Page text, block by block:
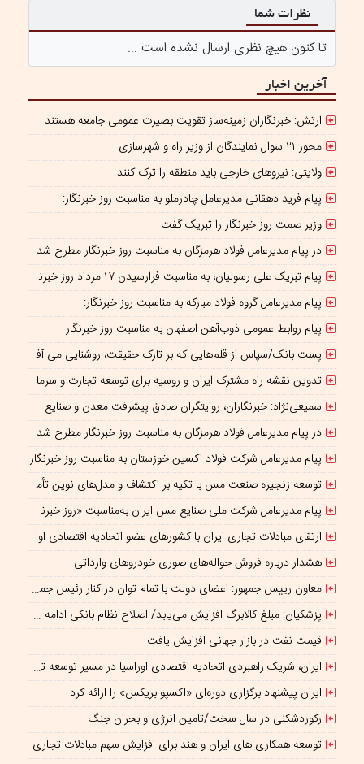
نظرات شما
تا کنون هیچ نظری ارسال نشده است ...
آخرین اخبار
ارتش: خبرنگاران زمینه‌ساز تقویت بصیرت عمومی جامعه هستند
محور ۲۱ سوال نمایندگان از وزیر راه و شهرسازی
ولایتی: نیروهای خارجی باید منطقه را ترک کنند
پیام فرید دهقانی مدیرعامل چادرملو به مناسبت روز خبرنگار:
وزیر صمت روز خبرنگار را تبریک گفت
در پیام مدیرعامل فولاد هرمزگان به مناسبت روز خبرنگار مطرح شد؛ همراهی رسانه با جهاد تولید، سرمایه‌ای برای پیشرفت کشور است
پیام تبریک علی رسولیان، به مناسبت فرارسیدن ۱۷ مرداد روز خبرنگار
پیام مدیرعامل گروه فولاد مبارکه به مناسبت روز خبرنگار:
پیام روابط عمومی ذوب‌آهن اصفهان به مناسبت روز خبرنگار
پست بانک/سپاس از قلم‌هایی که بر تارک حقیقت، روشنایی می‌ آفرینند
تدوین نقشه راه مشترک ایران و روسیه برای توسعه تجارت و سرمایه‌گذاری صنعتی
سمیعی‌نژاد: خبرنگاران، روایتگران صادق پیشرفت معدن و صنایع معدنی هستند
در پیام مدیرعامل فولاد هرمزگان به مناسبت روز خبرنگار مطرح شد
پیام مدیرعامل شرکت فولاد اکسین خوزستان به مناسبت روز خبرنگار
توسعه زنجیره صنعت مس با تکیه بر اکتشاف و مدل‌های نوین تأمین مالی
پیام مدیرعامل شرکت ملی صنایع مس ایران به‌مناسبت «روز خبرنگار»
ارتقای مبادلات تجاری ایران با کشورهای عضو اتحادیه اقتصادی اوراسیا
هشدار درباره فروش حواله‌های صوری خودروهای وارداتی
معاون رییس جمهور: اعضای دولت با تمام توان در کنار رئیس جمهوری برای ایران ایستاده‌اند
پزشکیان: مبلغ کالابرگ افزایش می‌یابد/ اصلاح نظام بانکی ادامه دارد
قیمت نفت در بازار جهانی افزایش یافت
ایران، شریک راهبردی اتحادیه اقتصادی اوراسیا در مسیر توسعه تجارت و همگرایی منطقه‌ای
ایران پیشنهاد برگزاری دوره‌ای «اکسپو بریکس» را ارائه کرد
رکوردشکنی در سال سخت/تامین انرژی و بحران جنگ
توسعه همکاری های ایران و هند برای افزایش سهم مبادلات تجاری